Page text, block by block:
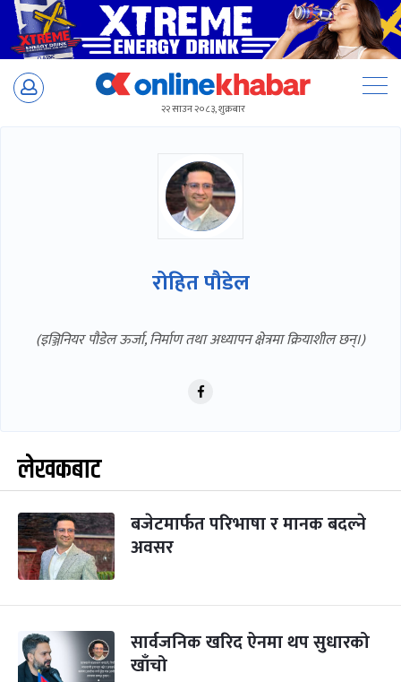
Skip
२२ साउन २०८३, शुक्रबार
रोहित पौडेल
(इञ्जिनियर पौडेल ऊर्जा, निर्माण तथा अध्यापन क्षेत्रमा क्रियाशील छन्।)
लेखकबाट
बजेटमार्फत परिभाषा र मानक बदल्ने
अवसर
सार्वजनिक खरिद ऐनमा थप सुधारको
खाँचो